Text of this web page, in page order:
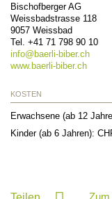
Bischofberger AG
Weissbadstrasse 118
9057 Weissbad
Tel. +41 71 798 90 10
info@ baerli-biber.ch
www.baerli-biber.ch
KOSTEN
Erwachsene (ab 12
Kinder (ab 6 Jahren):
Zum